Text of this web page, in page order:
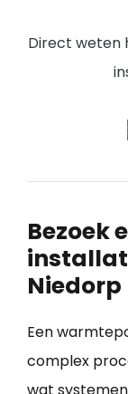
Direct weten
Bezoek
Niedorp
Een
complex